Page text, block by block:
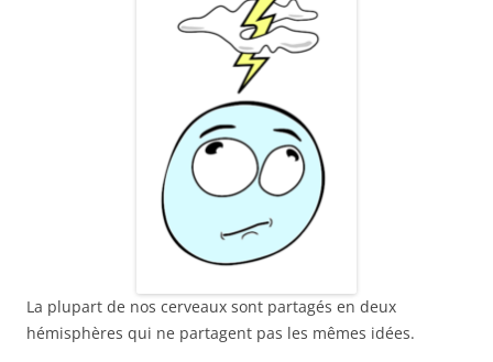
La plupart de nos cerveaux sont partagés en deux
hémisphères qui ne partagent pas les mêmes idées.